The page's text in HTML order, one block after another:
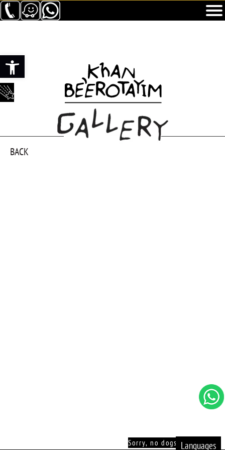
Ouvrir la barre d’outils
Sorry, no dogs allowed!
BACK
Languages